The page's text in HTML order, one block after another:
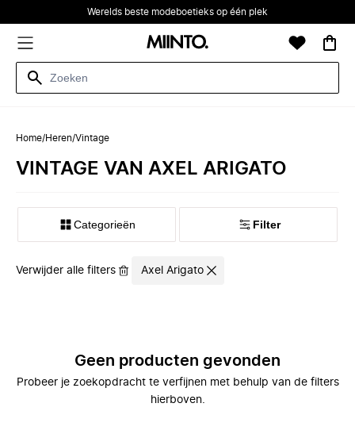
Werelds beste modeboetieks op één plek
Home/Heren/Vintage
VINTAGE VAN AXEL ARIGATO
Categorieën Filter
Verwijder alle filters Axel Arigato
Geen producten gevonden
Probeer je zoekopdracht te verfijnen met behulp van de filters
hierboven.